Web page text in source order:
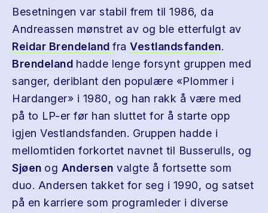
Besetningen var stabil frem til 1986, da
Andreassen mønstret av og ble etterfulgt av
Reidar Brendeland fra Vestlandsfanden.
Brendeland hadde lenge forsynt gruppen med
sanger, deriblant den populære «Plommer i
Hardanger» i 1980, og han rakk å være med
på to LP-er før han sluttet for å starte opp
igjen Vestlandsfanden. Gruppen hadde i
mellomtiden forkortet navnet til Busserulls, og
Sjøen og Andersen valgte å fortsette som
duo. Andersen takket for seg i 1990, og satset
på en karriere som programleder i diverse